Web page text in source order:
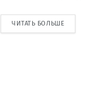
ЧИТАТЬ БОЛЬШЕ